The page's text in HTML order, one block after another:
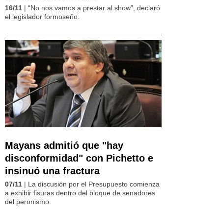
16/11 | “No nos vamos a prestar al show”, declaró
el legislador formoseño.
Mayans admitió que "hay
disconformidad" con Pichetto e
insinuó una fractura
07/11 | La discusión por el Presupuesto comienza
a exhibir fisuras dentro del bloque de senadores
del peronismo.